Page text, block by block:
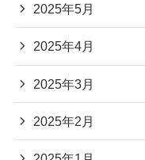
2025年5月
2025年4月
2025年3月
2025年2月